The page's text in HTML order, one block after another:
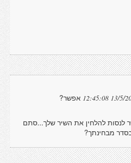
13/5/2005 אפשר?
לנסות להלחין את השיר שלך...סתם
מבחינתך?